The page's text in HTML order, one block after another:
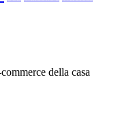
della casa